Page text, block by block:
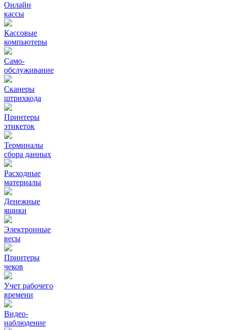
Онлайн
кассы
Кассовые
компьютеры
Само-
обслуживание
Сканеры
штрихкода
Принтеры
этикеток
Терминалы
сбора данных
Расходные
материалы
Денежные
ящики
Электронные
весы
Принтеры
чеков
Учет рабочего
времени
Видео‑
наблюдение